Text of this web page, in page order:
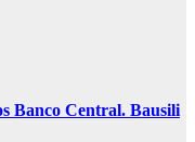
Banco Central. Bausili